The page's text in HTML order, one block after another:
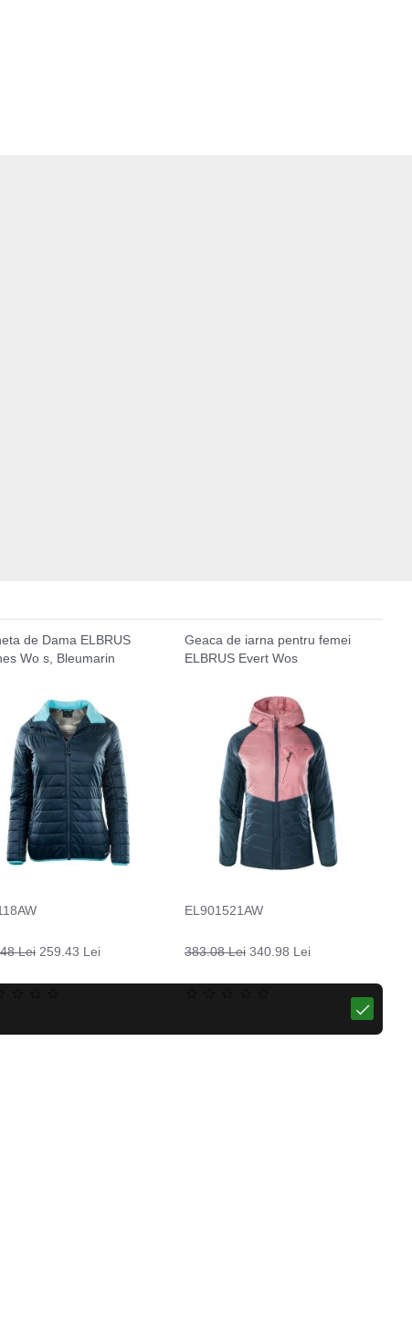
de Dama ELBRUS
Wo s, Bleumarin
Geaca de iarna pentru femei
ELBRUS Evert Wos
EL901521AW
Lei 259.43 Lei 383.08 Lei 340.98 Lei